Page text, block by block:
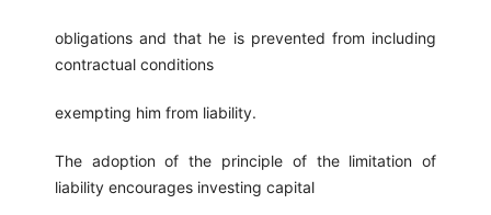
obligations and that he is prevented from including
contractual conditions
exempting him from liability.
The adoption of the principle of the limitation of
liability encourages investing capital